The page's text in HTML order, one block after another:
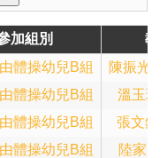
加組別
教
體操幼兒B組
陳振光
體操幼兒B組
溫玉珍
體操幼兒B組
張文鈞
體操幼兒B組
陸家輝